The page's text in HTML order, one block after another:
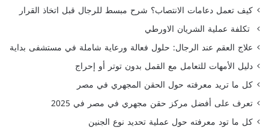
كيف تعمل دعامات الانتصاب؟ شرح مبسط للرجال قبل اتخاذ القرار
تكلفة عملية الشريان الاورطي
علاج العقم عند الرجال: حلول فعالة ورعاية شاملة في مستشفى بداية
دليل الأمهات للتعامل مع القمل بدون توتر أو إحراج
كل ما تريد معرفته حول الحقن المجهري في مصر
تعرف على أفضل مركز حقن مجهري في مصر في 2025
كل ما تود معرفته حول عملية تحديد نوع الجنين